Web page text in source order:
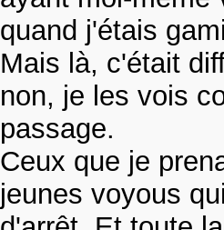
quand j'étais
Mais là, c'était
non, je les vois
passage.
Ceux que je
jeunes voyous